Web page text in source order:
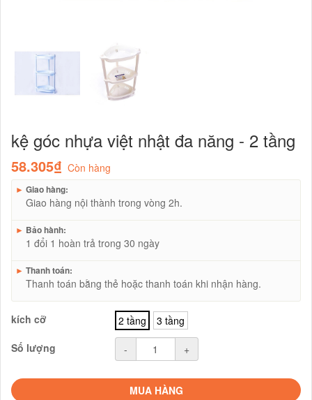
kệ góc nhựa việt nhật đa năng - 2 tầng
58.305₫ Còn hàng
► Giao hàng:
Giao hàng nội thành trong vòng 2h.
► Bảo hành:
1 đổi 1 hoàn trả trong 30 ngày
► Thanh toán:
Thanh toán bằng thẻ hoặc thanh toán khi nhận hàng.
kích cỡ 2 tầng
3 tầng
Số lượng
- +
MUA HÀNG